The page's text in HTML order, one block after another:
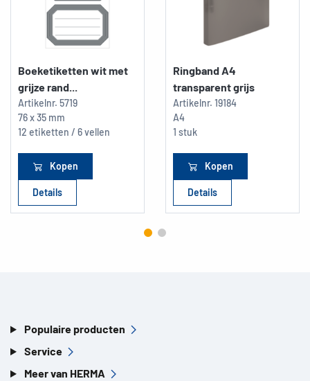
Boeketiketten wit met
grijze rand...
Artikelnr. 5719
76 x 35 mm
12 etiketten / 6 vellen
Kopen
Details
Ringband A4
transparent grijs
Artikelnr. 19184
A4
1 stuk
Kopen
Details
Populaire producten
Service
Meer van HERMA